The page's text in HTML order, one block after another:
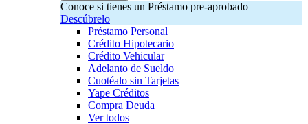
Conoce si tienes un Préstamo pre-aprobado
Descúbrelo
Préstamo Personal
Crédito Hipotecario
Crédito Vehicular
Adelanto de Sueldo
Cuotéalo sin Tarjetas
Yape Créditos
Compra Deuda
Ver todos